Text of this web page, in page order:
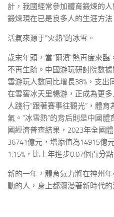
計，我國經常參加體育鍛煉的人
鍛煉現在已是良多人的生涯方法
活氣來源于“火熱”的冰雪。
歲末年頭，當“爾濱”熱再度來臨
不再生疏。中國游玩研討院數
雪游玩人數同比增長38%，支出
在雪窖冰天里暢游，正成為更
人踐行“跟著賽事往觀光”，體
氣。“冰雪熱”的背后則是中國
國經濟普查結果，2023年全國
36741億元，增添值為14915億
1.15%，比上年進步0.07個百分點
新的一年，體育氣力將在神州
動的人，身上都瀰漫著新時代的